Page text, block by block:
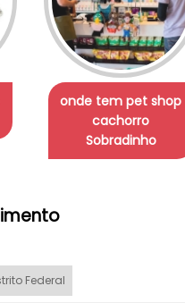
onde tem pet shop
cachorro
Sobradinho
Federal